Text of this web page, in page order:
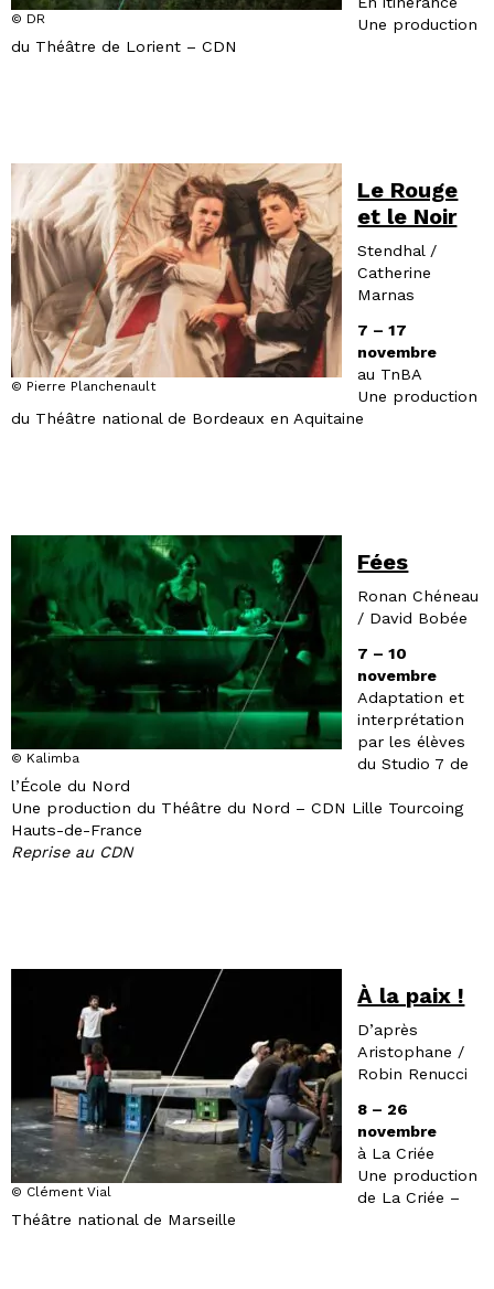
© DR
Une production
du Théâtre de Lorient – CDN
© Pierre Planchenault
Le Rouge
et le Noir
Stendhal /
Catherine
Marnas
7 – 17
novembre
au TnBA
Une production
du Théâtre national de Bordeaux en Aquitaine
© Kalimba
Fées
Ronan Chéneau
/ David Bobée
7 – 10
novembre
Adaptation et
interprétation
par les élèves
du Studio 7 de
l’École du Nord
Une production du Théâtre du Nord – CDN Lille Tourcoing
Hauts-de-France
Reprise au CDN
© Clément Vial
À la paix !
D’après
Aristophane /
Robin Renucci
8 – 26
novembre
à La Criée
Une production
de La Criée –
Théâtre national de Marseille